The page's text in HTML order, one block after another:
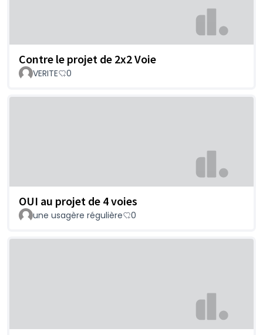
Contre le projet de 2x2 Voie
VERITE 0
OUI au projet de 4 voies
une usagère régulière 0